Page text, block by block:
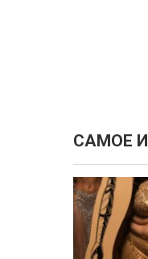
САМОЕ